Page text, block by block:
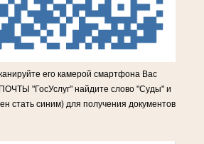
его камерой смартфона Вас
"ГосУслуг" найдите слово "Суды" и
стать синим) для получения документов